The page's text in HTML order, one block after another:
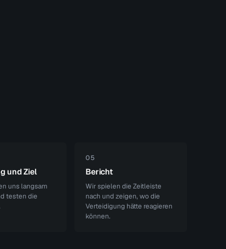
und Ziel
uns langsam
testen die
05
Bericht
Wir spielen die Zeitleiste
nach und zeigen, wo die
Verteidigung hätte reagieren
können.